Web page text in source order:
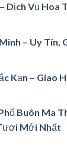
Dịch Vụ Hoa
– Uy Tín,
Kạn – Giao
Buôn Ma
Mới Nhất